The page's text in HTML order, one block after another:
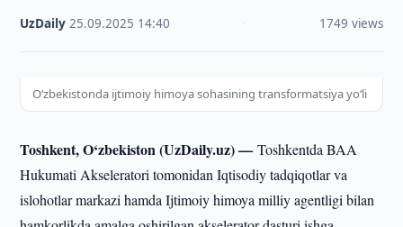
UzDaily ·25.09.2025 14:40 1749 views
O‘zbekistonda ijtimoiy himoya sohasining transformatsiya yo‘li
Toshkent, O‘zbekiston (UzDaily.uz) —Toshkentda BAA
Hukumati Akseleratori tomonidan Iqtisodiy tadqiqotlar va
islohotlar markazi hamda Ijtimoiy himoya milliy agentligi bilan